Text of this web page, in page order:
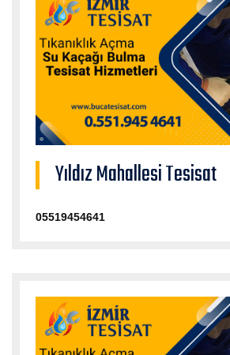
Yıldız Mahallesi Tesisat
05519454641